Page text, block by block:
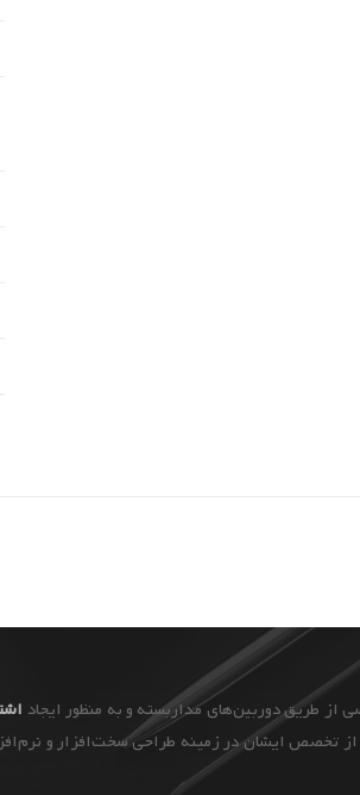
از تخصص ایشان در زمینه طراحی سخت‌افزار و